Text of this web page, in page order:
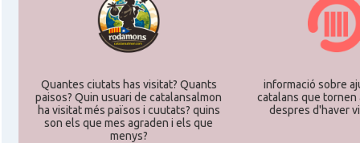
Quantes ciutats has visitat? Quants
paisos? Quin usuari de catalansalmon
ha visitat més països i cuutats? quins
son els que mes agraden i els que
menys?
informació sobre
catalans que tornen
despres d'haver